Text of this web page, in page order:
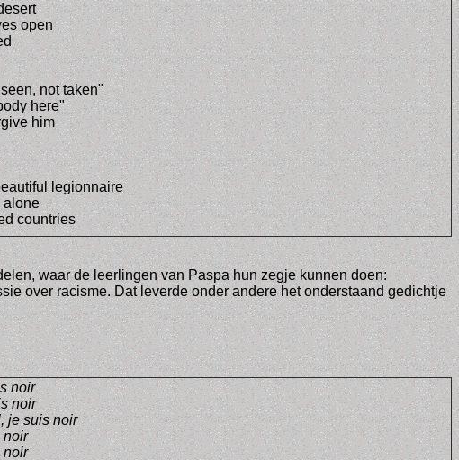
open
not taken"
here"
him
legionnaire
alone
countries
waar de leerlingen van Paspa hun zegje kunnen doen:
over racisme. Dat leverde onder andere het onderstaand gedichtje
noir
noir
je suis noir
noir
noir